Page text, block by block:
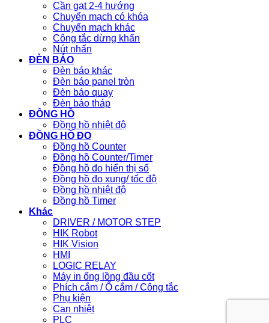
Cần gạt 2-4 hướng
Chuyển mạch có khóa
Chuyển mạch khác
Công tắc dừng khẩn
Nút nhấn
ĐÈN BÁO
Đèn báo khác
Đèn báo panel tròn
Đèn báo quay
Đèn báo tháp
ĐỒNG HỒ
Đồng hồ nhiệt độ
ĐỒNG HỒ ĐO
Đồng hồ Counter
Đồng hồ Counter/Timer
Đồng hồ đo hiển thị số
Đồng hồ đo xung/ tốc độ
Đồng hồ nhiệt độ
Đồng hồ Timer
Khác
DRIVER / MOTOR STEP
HIK Robot
HIK Vision
HMI
LOGIC RELAY
Máy in ống lồng đầu cốt
Phích cắm / Ổ cắm / Công tắc
Phụ kiện
Can nhiệt
PLC